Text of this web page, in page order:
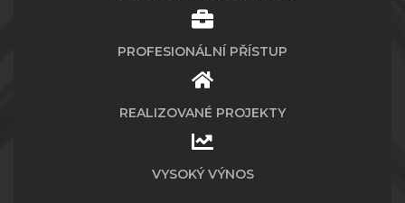
PROFESIONÁLNÍ PŘÍSTUP
REALIZOVANÉ PROJEKTY
VYSOKÝ VÝNOS